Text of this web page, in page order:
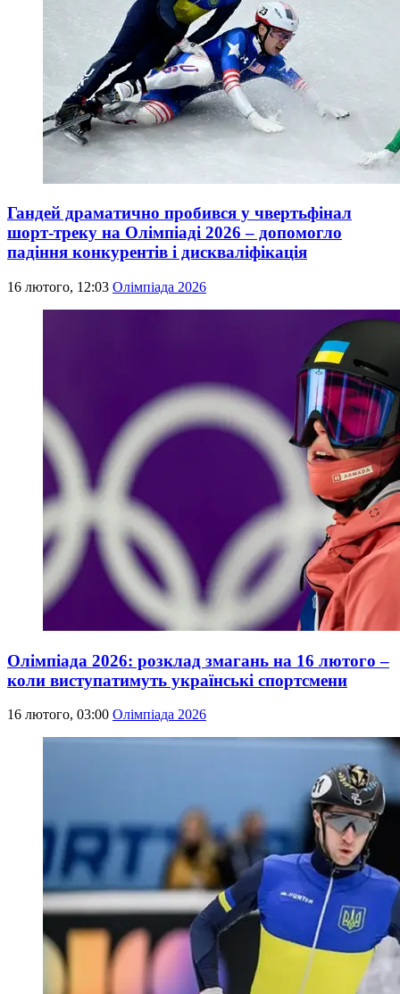
Гандей драматично пробився у чвертьфінал
шорт-треку на Олімпіаді 2026 – допомогло
падіння конкурентів і дискваліфікація
16 лютого, 12:03 Олімпіада 2026
Олімпіада 2026: розклад змагань на 16 лютого –
коли виступатимуть українські спортсмени
16 лютого, 03:00 Олімпіада 2026